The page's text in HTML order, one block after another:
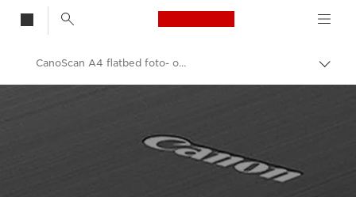
Canon Logo, back
Skift
CanoScan A4 flatbed foto- og dokumentscannere